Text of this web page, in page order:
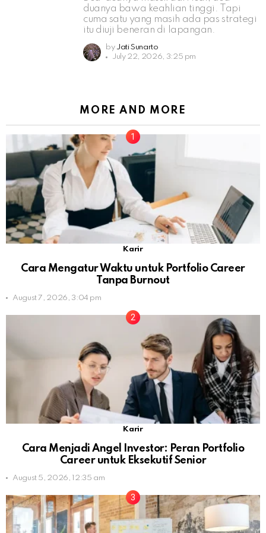
duanya bawa keahlian tinggi. Tapi
cuma satu yang masih ada pas strategi
itu diuji beneran di lapangan.
by Jati Sunarto
July 22, 2026, 3:25 pm
MORE AND MORE
Karir
Cara Mengatur Waktu untuk Portfolio Career
Tanpa Burnout
August 7, 2026, 3:04 pm
Karir
Cara Menjadi Angel Investor: Peran Portfolio
Career untuk Eksekutif Senior
August 5, 2026, 12:35 am